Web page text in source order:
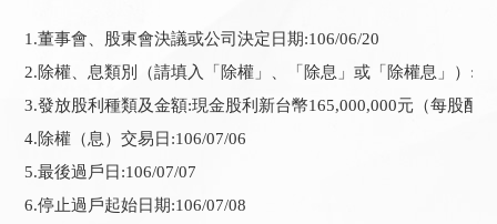
1.董事會、股東會決議或公司決定日期:106/06/20
2.除權、息類別（請填入「除權」、「除息」或「除權息」）:除
3.發放股利種類及金額:現金股利新台幣165,000,000元（每股配
4.除權（息）交易日:106/07/06
5.最後過戶日:106/07/07
6.停止過戶起始日期:106/07/08